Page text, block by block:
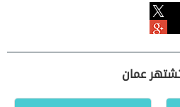
عمان